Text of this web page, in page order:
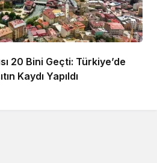
20 Bini Geçti: Türkiye’de
Kaydı Yapıldı